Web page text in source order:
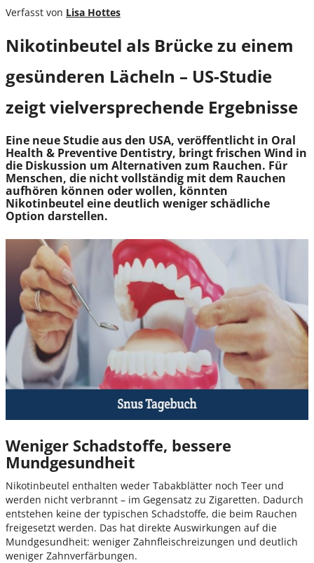
Verfasst von Lisa Hottes
Nikotinbeutel als Brücke zu einem
gesünderen Lächeln – US-Studie
zeigt vielversprechende Ergebnisse
Eine neue Studie aus den USA, veröffentlicht in Oral
Health & Preventive Dentistry, bringt frischen Wind in
die Diskussion um Alternativen zum Rauchen. Für
Menschen, die nicht vollständig mit dem Rauchen
aufhören können oder wollen, könnten
Nikotinbeutel eine deutlich weniger schädliche
Option darstellen.
Weniger Schadstoffe, bessere
Mundgesundheit
Nikotinbeutel enthalten weder Tabakblätter noch Teer und
werden nicht verbrannt – im Gegensatz zu Zigaretten. Dadurch
entstehen keine der typischen Schadstoffe, die beim Rauchen
freigesetzt werden. Das hat direkte Auswirkungen auf die
Mundgesundheit: weniger Zahnfleischreizungen und deutlich
weniger Zahnverfärbungen.